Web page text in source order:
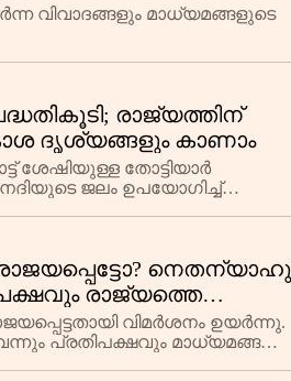
വിവാദങ്ങളും മാധ്യമങ്ങളുടെ
രാജ്യത്തിന്
ദൃശ്യങ്ങളും കാണാം
ശേഷിയുള്ള തോട്ടിയാർ
ജലം ഉപയോഗിച്ച്
നെതന്യാഹു
രാജ്യത്തെ
വിമർശനം ഉയർന്നു.
പ്രതിപക്ഷവും മാധ്യമങ്ങളും